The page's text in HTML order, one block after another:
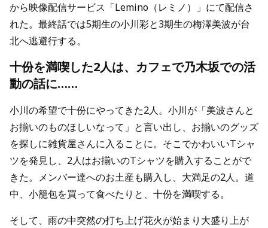
から映像配信サービス「Lemino（レミノ）」にて配信さ
れた。最終話では5期生の小川彩と3期生の梅澤美波が台
北へ逃避行する。
十份を満喫した2人は、カフェで乃木坂での活
動の話に……
小川の希望で十份にやってきた2人。小川が「美波さんと
お揃いのものほしいなって」と言い出し、お揃いのグッズ
を探しに雑貨屋さんに入ることに。そこでかわいいTシャ
ツを発見し、2人はお揃いのTシャツを購入することがで
きた。メンバー達へのお土産も購入し、大満足の2人。道
中、小籠包を買って食べたりと、十份を満喫する。
そして、雨の中突然の打ち上げ花火が始まり大盛り上が